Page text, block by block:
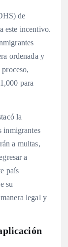
de
este incentivo.
ordenada y
para
la
inmigrantes
a multas,
a
país
su
legal y